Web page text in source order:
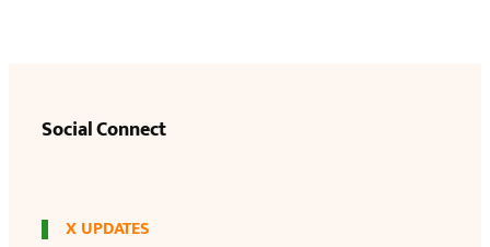
Social Connect
X UPDATES